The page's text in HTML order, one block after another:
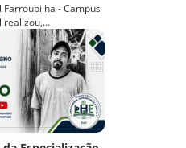
- Campus
realizou,…